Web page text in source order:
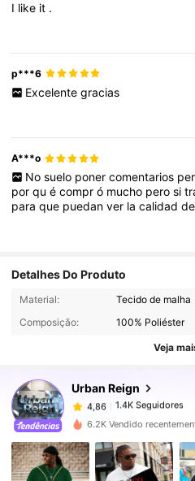
I like it .
p***6
Excelente gracias
A***o
No suelo poner comentarios
porquécompró mucho perosi
paraque puedanver lacalidad
Detalhes Do Produto
Material:
Tecido de malha
Composição:
100% Poliéster
Veja
Urban Reign
1.4K Seguidores
1.4K Seguidores
4,86 1.4K Seguidores
4,86 1.4K Seguidores
6.2K Vendido